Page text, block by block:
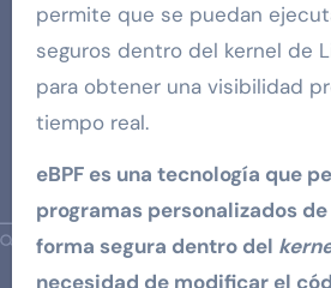
permite que se puedan
seguros dentro del kernel de
para obtener una visibilidad
tiempo real.
eBPF es una tecnología que
programas personalizados de
forma segura dentro del
necesidad de modificar el